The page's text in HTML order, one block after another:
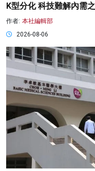
K型分化 科技難解內需
作者: 本社編輯部
2026-08-06